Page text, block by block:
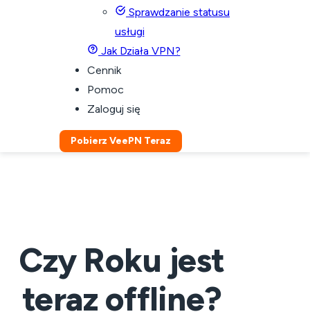
Sprawdzanie statusu
usługi
Jak Działa VPN?
Cennik
Pomoc
Zaloguj się
Pobierz VeePN Teraz
Czy Roku jest
teraz offline?